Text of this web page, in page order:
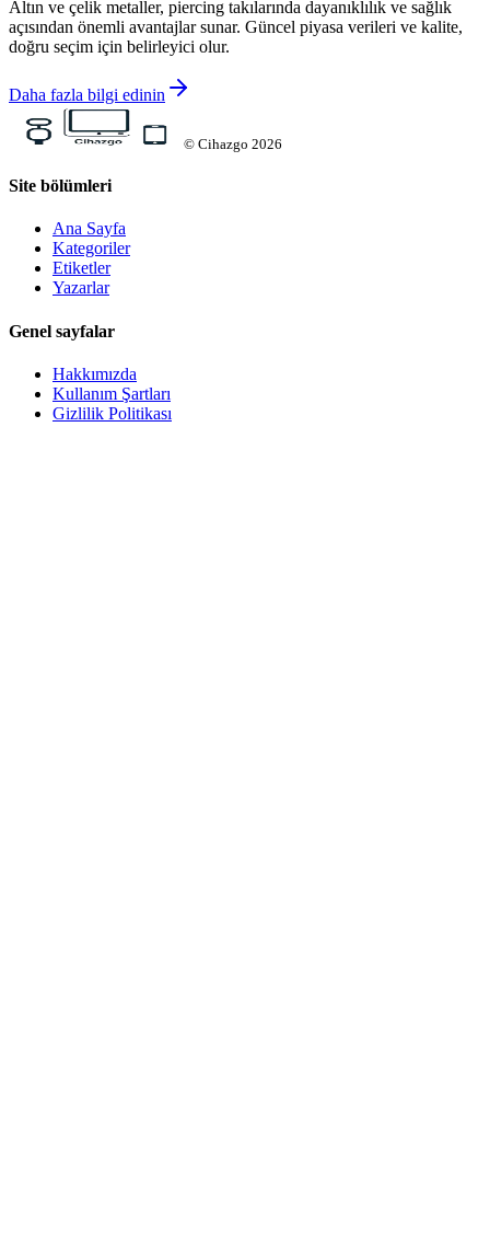
Altın ve çelik metaller, piercing takılarında dayanıklılık ve sağlık
açısından önemli avantajlar sunar. Güncel piyasa verileri ve kalite,
doğru seçim için belirleyici olur.
Daha fazla bilgi edinin
© Cihazgo 2026
Site bölümleri
Ana Sayfa
Kategoriler
Etiketler
Yazarlar
Genel sayfalar
Hakkımızda
Kullanım Şartları
Gizlilik Politikası